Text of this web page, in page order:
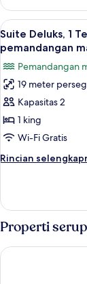
Kabin
Basic,
Bebas
Asap
Rokok
Lihat
semua
foto
untuk
Suite
Deluks,
1
Tempat
Tidur
King,
Asap
Rokok,
pemandangan
marina
4
Suite Deluks, 1
pemandangan
Pemandangan
19 meter
Kapasitas 2
1 king
Wi-Fi Gratis
Rincian
Rincian
Suite
Deluks,
1
Tempat
Tidur
Properti
Fitch Lodge - Key